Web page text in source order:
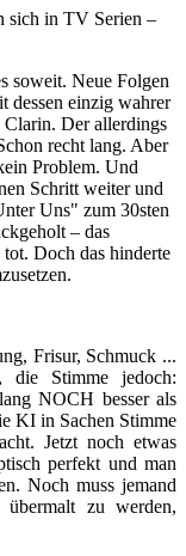
sich in TV Serien –
soweit. Neue Folgen
dessen einzig wahrer
Clarin. Der allerdings
recht lang. Aber
Problem. Und
Schritt weiter und
Uns" zum 30sten
– das
Doch das hinderte
Frisur, Schmuck ...
die Stimme jedoch:
NOCH besser als
KI in Sachen Stimme
Jetzt noch etwas
perfekt und man
Noch muss jemand
zu werden,